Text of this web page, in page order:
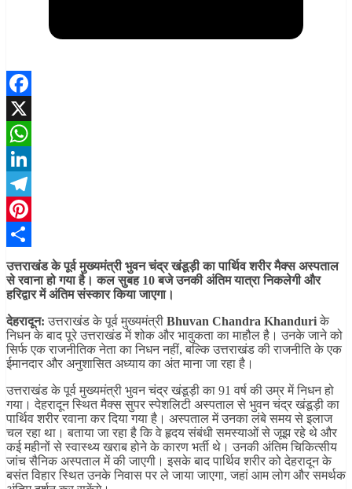
Facebook
X
WhatsApp
LinkedIn
Telegram
Pinterest
Share
उत्तराखंड के पूर्व मुख्यमंत्री भुवन चंद्र खंडूड़ी का पार्थिव शरीर मैक्स अस्पताल
से रवाना हो गया है। कल सुबह 10 बजे उनकी अंतिम यात्रा निकलेगी और
हरिद्वार में अंतिम संस्कार किया जाएगा।
देहरादून: उत्तराखंड के पूर्व मुख्यमंत्री Bhuvan Chandra Khanduriके
निधन के बाद पूरे उत्तराखंड में शोक और भावुकता का माहौल है। उनके जाने को
सिर्फ एक राजनीतिक नेता का निधन नहीं, बल्कि उत्तराखंड की राजनीति के एक
ईमानदार और अनुशासित अध्याय का अंत माना जा रहा है।
उत्तराखंड के पूर्व मुख्यमंत्री भुवन चंद्र खंडूड़ी का 91 वर्ष की उम्र में निधन हो
गया। देहरादून स्थित मैक्स सुपर स्पेशलिटी अस्पताल से भुवन चंद्र खंडूड़ी का
पार्थिव शरीर रवाना कर दिया गया है। अस्पताल में उनका लंबे समय से इलाज
चल रहा था। बताया जा रहा है कि वे हृदय संबंधी समस्याओं से जूझ रहे थे और
कई महीनों से स्वास्थ्य खराब होने के कारण भर्ती थे। उनकी अंतिम चिकित्सीय
जांच सैनिक अस्पताल में की जाएगी। इसके बाद पार्थिव शरीर को देहरादून के
बसंत विहार स्थित उनके निवास पर ले जाया जाएगा, जहां आम लोग और समर्थक